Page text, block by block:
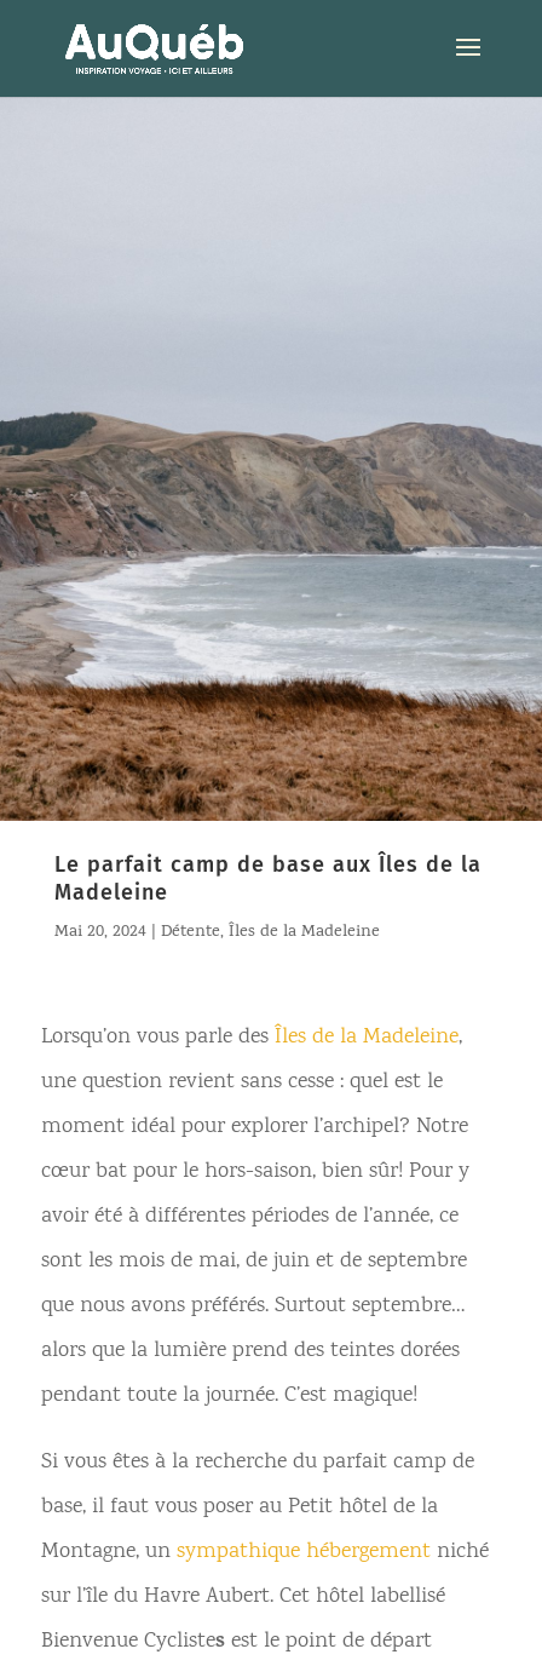
Le parfait camp de base aux Îles de la
Madeleine
Mai 20, 2024| Détente,Îles de la Madeleine
Lorsqu’on vous parle desÎles de la Madeleine,
une question revient sans cesse : quel est le
moment idéal pour explorer l’archipel? Notre
cœur bat pour le hors-saison, bien sûr! Pour y
avoir été à différentes périodes de l’année, ce
sont les mois de mai, de juin et de septembre
que nous avons préférés. Surtout septembre…
alors que la lumière prend des teintes dorées
pendant toute la journée. C’est magique!
Si vous êtes à la recherche du parfait camp de
base, il faut vous poser au Petit hôtel de la
Montagne, unsympathique hébergementniché
sur l’île du Havre Aubert. Cet hôtel labellisé
Bienvenue Cyclistesest le point de départ